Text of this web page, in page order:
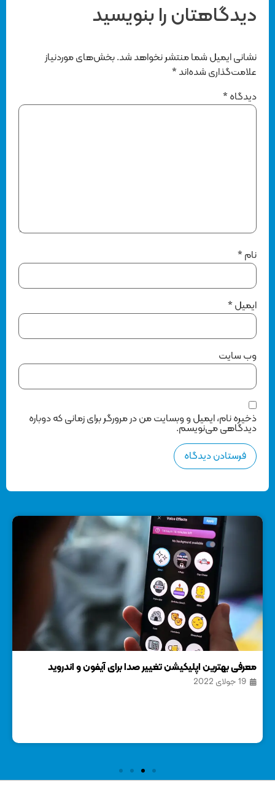
دیدگاهتان را بنویسید
نشانی ایمیل شما منتشر نخواهد شد. بخش‌های موردنیاز
علامت‌گذاری شده‌اند*
دیدگاه*
*
ایمیل*
وب‌ سایت
ذخیره نام، ایمیل و وبسایت من در مرورگر برای زمانی که دوباره
دیدگاهی می‌نویسم.
معرفی بهترین اپلیکیشن تغییر صدا برای آیفون و اندروید